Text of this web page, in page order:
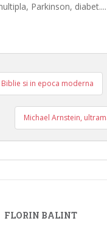
Parkinson, diabet....
Biblie si in epoca moderna
Michael Arnstein,
FLORIN BALINT